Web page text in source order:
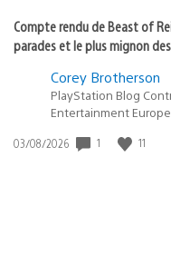
Compte rendu de Beast of
parades et le plus mignon
Corey Brotherson
PlayStation Blog
Entertainment Europe
Date
03/08/2026 1 11